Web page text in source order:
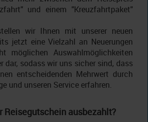
und einem "Kreuzfahrtpaket"
wir Ihnen mit unserer neuen
jetzt eine Vielzahl an Neuerungen
möglichen Auswahlmöglichkeiten
dar, sodass wir uns sicher sind, dass
entscheidenden Mehrwert durch
und unseren Service erfahren.
Reisegutschein ausbezahlt?